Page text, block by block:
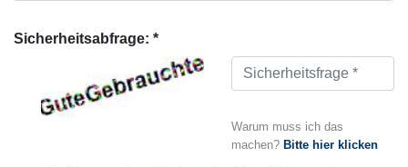
Sicherheitsabfrage: *
Warum muss ich das
machen? Bitte hier klicken